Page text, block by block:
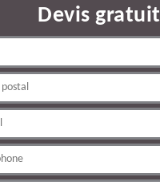
Devis gratuit